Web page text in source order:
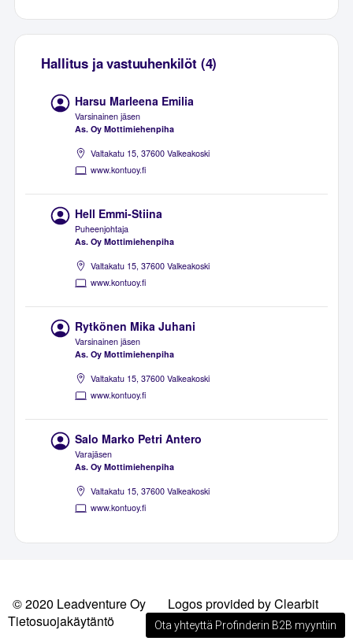
Hallitus ja vastuuhenkilöt (4)
Harsu Marleena Emilia
Varsinainen jäsen
As. Oy Mottimiehenpiha
Valtakatu 15, 37600 Valkeakoski
www.kontuoy.fi
Hell Emmi-Stiina
Puheenjohtaja
As. Oy Mottimiehenpiha
Valtakatu 15, 37600 Valkeakoski
www.kontuoy.fi
Rytkönen Mika Juhani
Varsinainen jäsen
As. Oy Mottimiehenpiha
Valtakatu 15, 37600 Valkeakoski
www.kontuoy.fi
Salo Marko Petri Antero
Varajäsen
As. Oy Mottimiehenpiha
Valtakatu 15, 37600 Valkeakoski
www.kontuoy.fi
© 2020 Leadventure Oy
Logos provided by Clearbit
Tietosuojakäytäntö
Ota yhteyttä Profinderin B2B myyntiin